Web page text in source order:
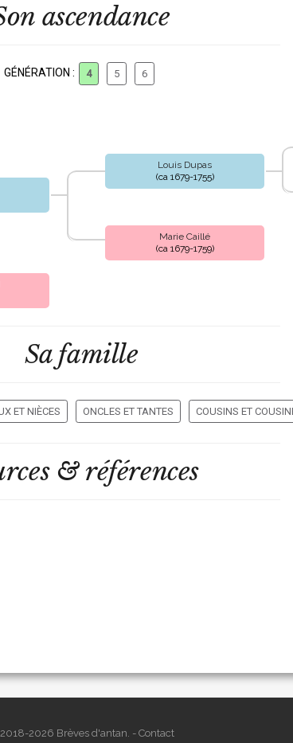
ascendance
GÉNÉRATION : 4 5 6
Louis Dupas
(ca 1679-1755)
Marie Caillé
(ca 1679-1759)
Sa famille
ET NIÈCES ONCLES ET TANTES COUSINS ET
& références
2026 Brèves d'antan. - Contact